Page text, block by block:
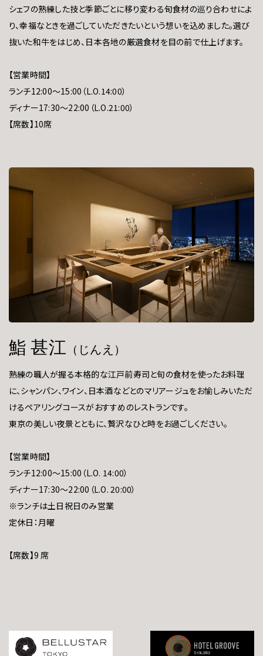
シェフの熟練した技と季節ごとに移り変わる旬食材の巡り合わせによ
り、幸福なときを過ごしていただきたいという想いを込めました。選び
抜いた和牛をはじめ、日本各地の厳選食材を目の前で仕上げます。
【営業時間】
ランチ12:00～15:00（L.O.14:00）
ディナー17:30～22:00（L.O.21:00）
【席数】10席
鮨 甚江 （じんえ）
熟練の職人が握る本格的な江戸前寿司と旬の食材を使ったお料理
に、シャンパン、ワイン、日本酒などとのマリアージュをお愉しみいただ
けるペアリングコースがおすすめのレストランです。
東京の美しい夜景とともに、贅沢なひと時をお過ごしください。
【営業時間】
ランチ12:00～15:00（L.O. 14:00）
ディナー17:30～22:00（L.O. 20:00）
※ランチは土日祝日のみ営業
定休日：月曜
【席数】9 席